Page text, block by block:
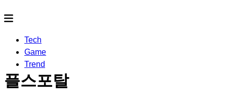
Tech
Game
Trend
플스포탈